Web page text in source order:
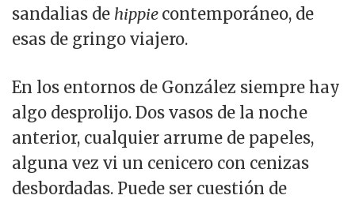
sandalias de hippie contemporáneo, de
esas de gringo viajero.
En los entornos de González siempre hay
algo desprolijo. Dos vasos de la noche
anterior, cualquier arrume de papeles,
alguna vez vi un cenicero con cenizas
desbordadas. Puede ser cuestión de